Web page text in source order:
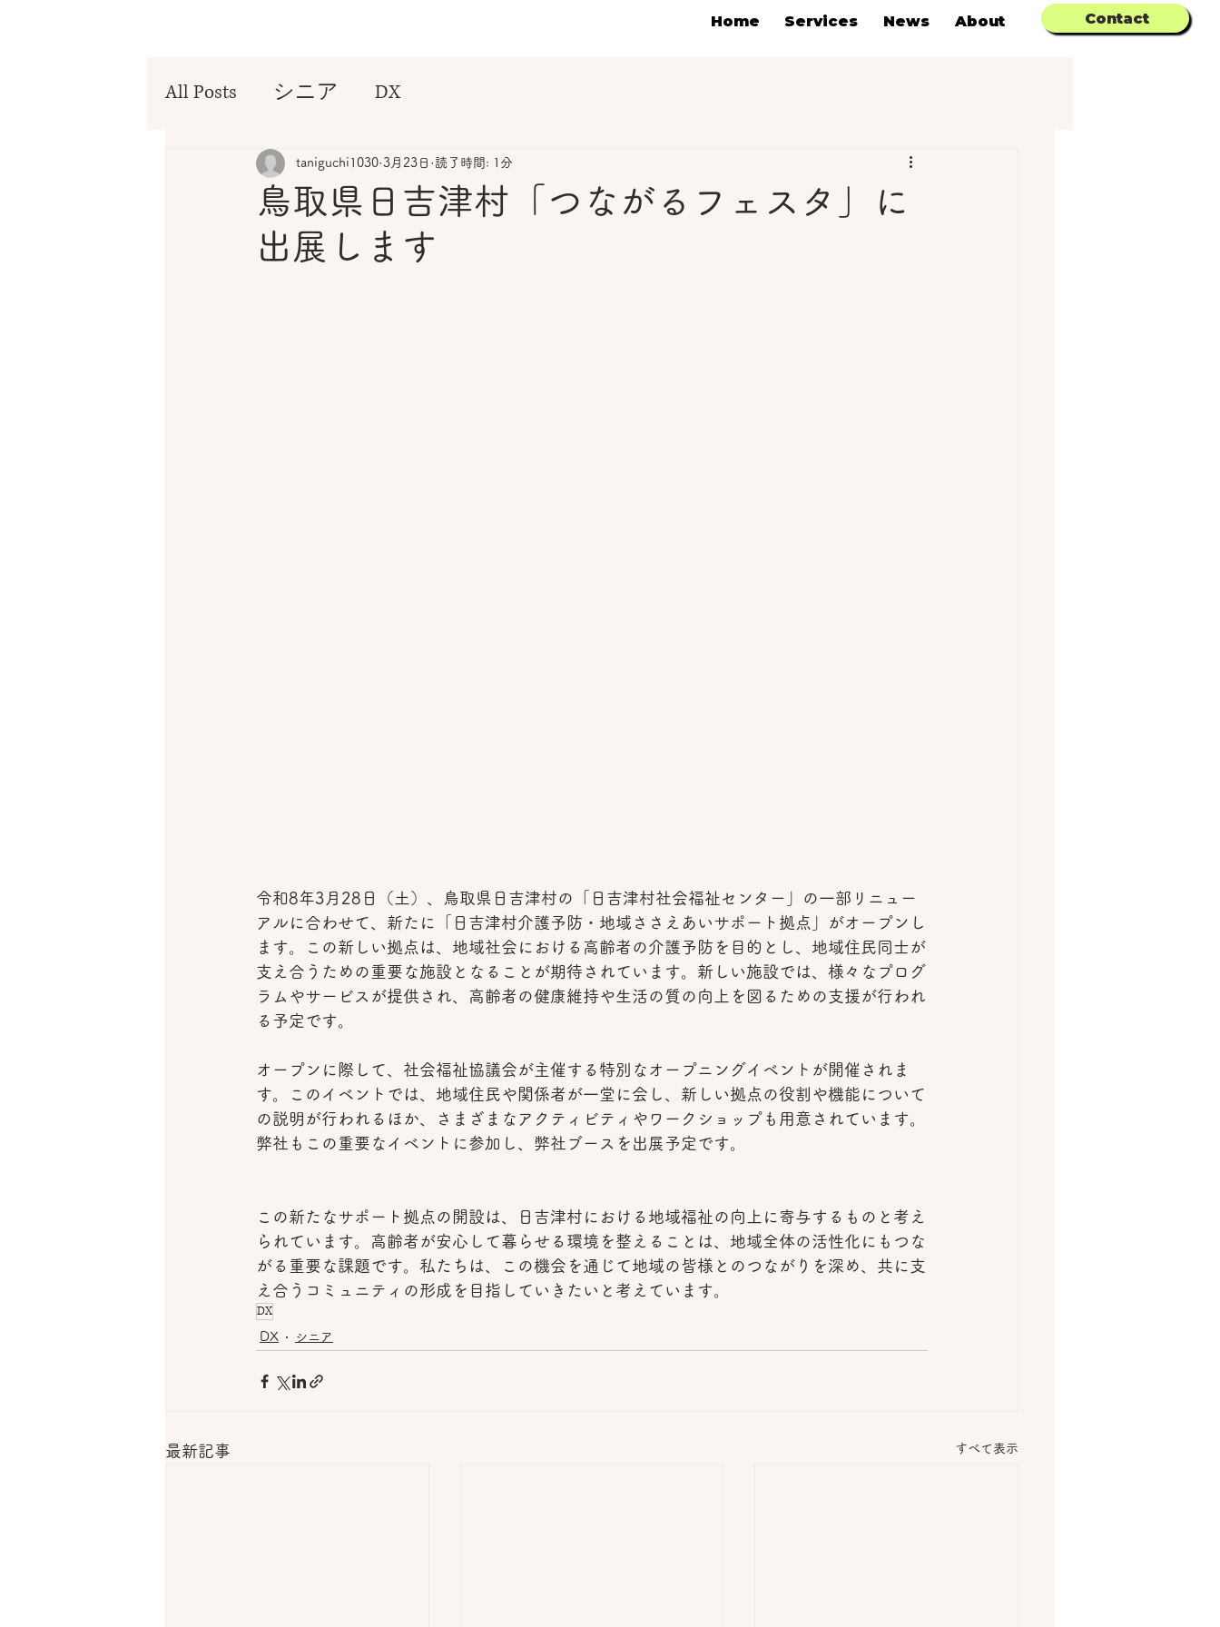
Home Services News About Contact
All Posts シニア DX
鳥取県日吉津村「つながるフェスタ」に
出展します
taniguchi1030 3月23日 読了時間: 1分
令和8年3月28日（土）、鳥取県日吉津村の「日吉津村社会福祉センター」の一部リニュー
アルに合わせて、新たに「日吉津村介護予防・地域ささえあいサポート拠点」がオープンし
ます。この新しい拠点は、地域社会における高齢者の介護予防を目的とし、地域住民同士が
支え合うための重要な施設となることが期待されています。新しい施設では、様々なプログ
ラムやサービスが提供され、高齢者の健康維持や生活の質の向上を図るための支援が行われ
る予定です。
オープンに際して、社会福祉協議会が主催する特別なオープニングイベントが開催されま
す。このイベントでは、地域住民や関係者が一堂に会し、新しい拠点の役割や機能について
の説明が行われるほか、さまざまなアクティビティやワークショップも用意されています。
弊社もこの重要なイベントに参加し、弊社ブースを出展予定です。
この新たなサポート拠点の開設は、日吉津村における地域福祉の向上に寄与するものと考え
られています。高齢者が安心して暮らせる環境を整えることは、地域全体の活性化にもつな
がる重要な課題です。私たちは、この機会を通じて地域の皆様とのつながりを深め、共に支
え合うコミュニティの形成を目指していきたいと考えています。
DX
DX シニア
最新記事 すべて表示